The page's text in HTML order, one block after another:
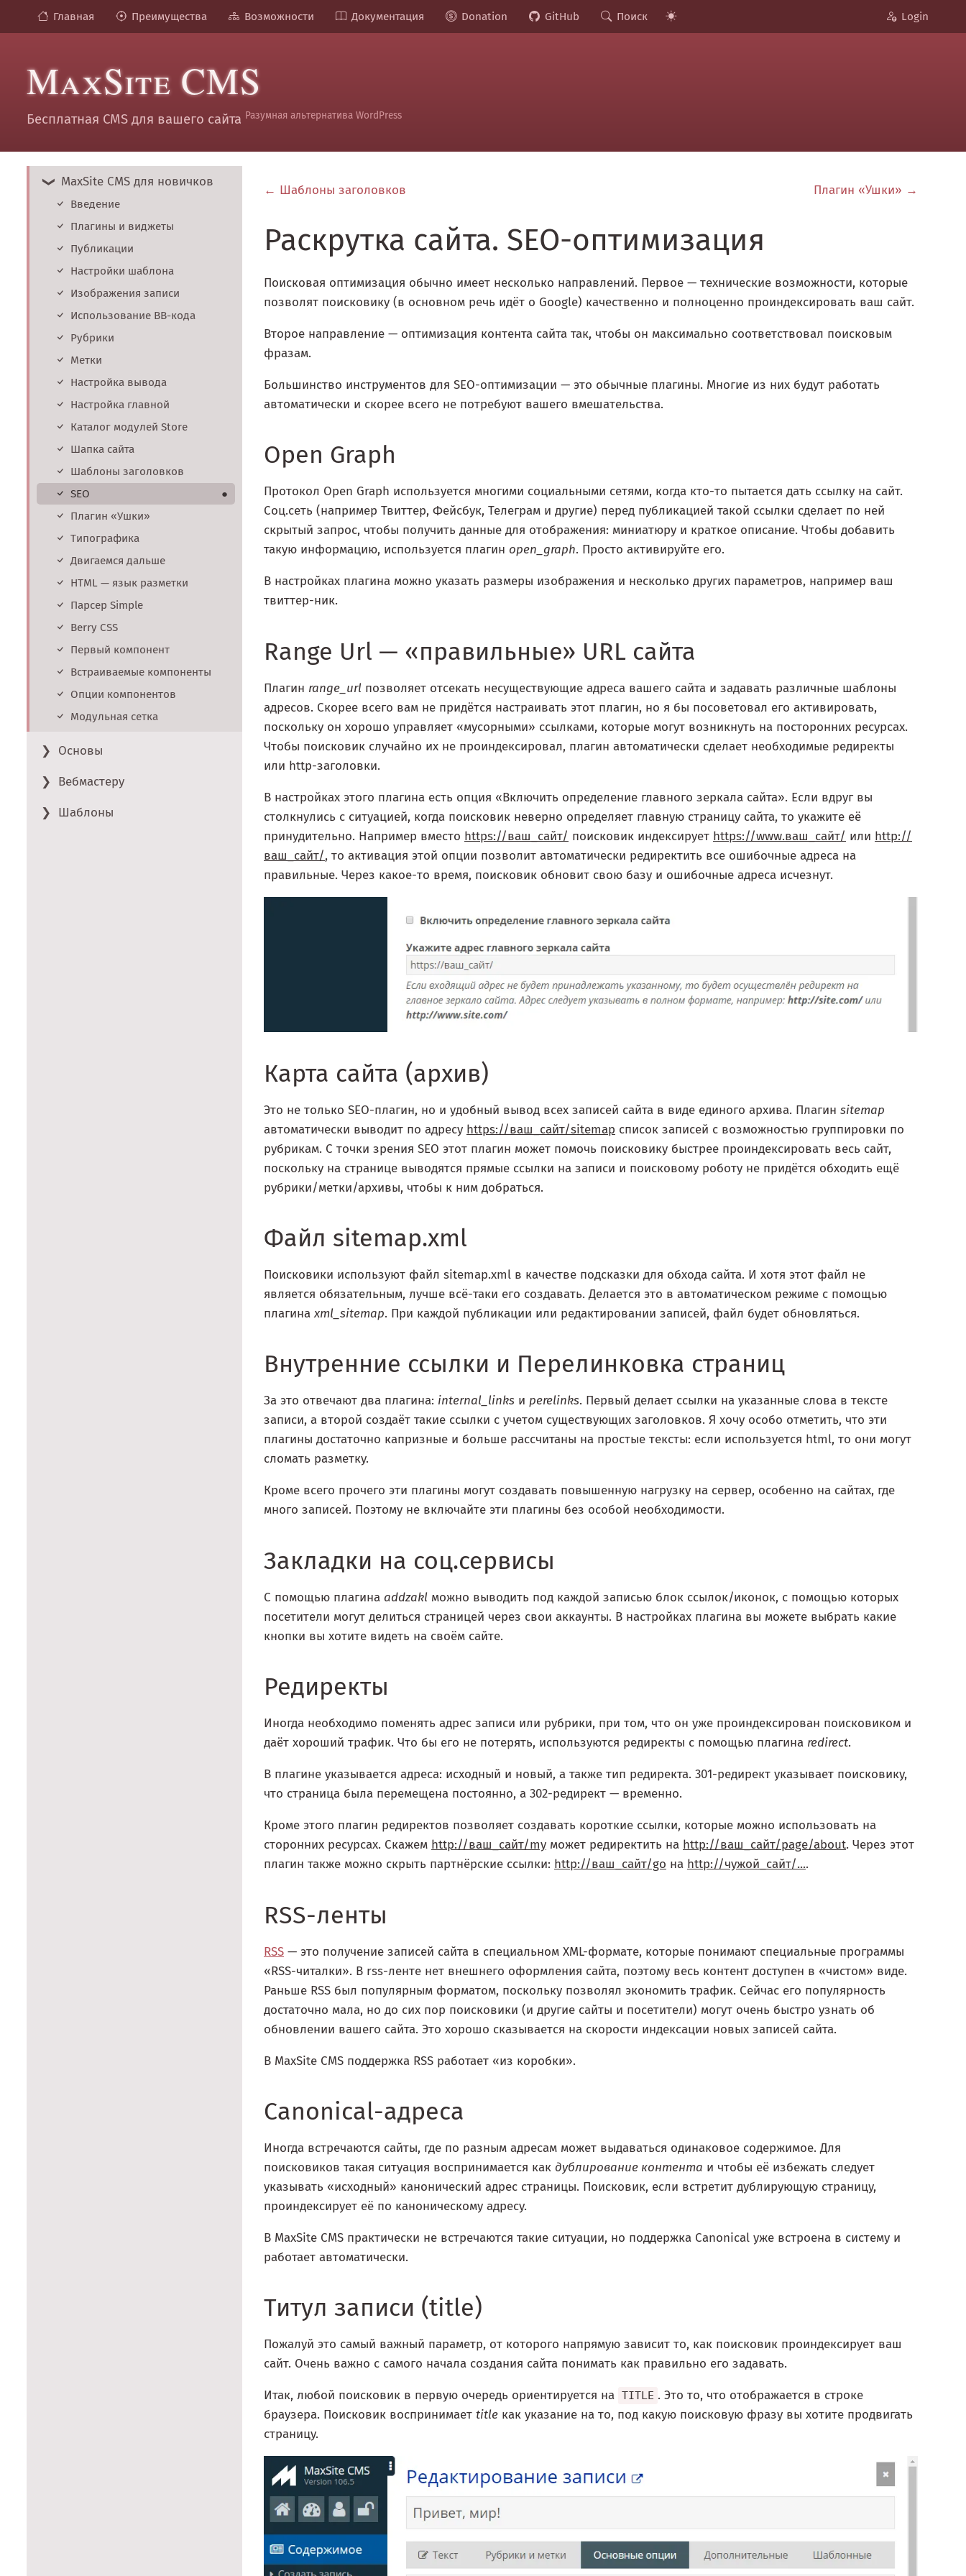
Главная Преимущества Возможности Документация Donation GitHub Поиск Login
MaxSite CMS
Бесплатная CMS для вашего сайта Разумная альтернатива WordPress
MaxSite CMS для новичков
Введение
Плагины и виджеты
Публикации
Настройки шаблона
Изображения записи
Использование BB-кода
Рубрики
Метки
Настройка вывода
Настройка главной
Каталог модулей Store
Шапка сайта
Шаблоны заголовков
SEO
●
Плагин «Ушки»
Типографика
Двигаемся дальше
HTML — язык разметки
Парсер Simple
Berry CSS
Первый компонент
Встраиваемые компоненты
Опции компонентов
Модульная сетка
Основы
Вебмастеру
Шаблоны
Шаблоны заголовков Плагин «Ушки»
Раскрутка сайта. SEO-оптимизация
Поисковая оптимизация обычно имеет несколько направлений. Первое — технические возможности, которые
позволят поисковику (в основном речь идёт о Google) качественно и полноценно проиндексировать ваш сайт.
Второе направление — оптимизация контента сайта так, чтобы он максимально соответствовал поисковым
фразам.
Большинство инструментов для SEO-оптимизации — это обычные плагины. Многие из них будут работать
автоматически и скорее всего не потребуют вашего вмешательства.
Open Graph
Протокол Open Graph используется многими социальными сетями, когда кто-то пытается дать ссылку на сайт.
Соц.сеть (например Твиттер, Фейсбук, Телеграм и другие) перед публикацией такой ссылки сделает по ней
скрытый запрос, чтобы получить данные для отображения: миниатюру и краткое описание. Чтобы добавить
такую информацию, используется плагин open_graph. Просто активируйте его.
В настройках плагина можно указать размеры изображения и несколько других параметров, например ваш
твиттер-ник.
Range Url — «правильные» URL сайта
Плагин range_url позволяет отсекать несуществующие адреса вашего сайта и задавать различные шаблоны
адресов. Скорее всего вам не придётся настраивать этот плагин, но я бы посоветовал его активировать,
поскольку он хорошо управляет «мусорными» ссылками, которые могут возникнуть на посторонних ресурсах.
Чтобы поисковик случайно их не проиндексировал, плагин автоматически сделает необходимые редиректы
или http-заголовки.
В настройках этого плагина есть опция «Включить определение главного зеркала сайта». Если вдруг вы
столкнулись с ситуацией, когда поисковик неверно определяет главную страницу сайта, то укажите её
принудительно. Например вместо https://ваш_сайт/ поисковик индексирует https://www.ваш_сайт/ или http://
ваш_сайт/, то активация этой опции позволит автоматически редиректить все ошибочные адреса на
правильные. Через какое-то время, поисковик обновит свою базу и ошибочные адреса исчезнут.
Карта сайта (архив)
Это не только SEO-плагин, но и удобный вывод всех записей сайта в виде единого архива. Плагин sitemap
автоматически выводит по адресу https://ваш_сайт/sitemap список записей с возможностью группировки по
рубрикам. С точки зрения SEO этот плагин может помочь поисковику быстрее проиндексировать весь сайт,
поскольку на странице выводятся прямые ссылки на записи и поисковому роботу не придётся обходить ещё
рубрики/метки/архивы, чтобы к ним добраться.
Файл sitemap.xml
Поисковики используют файл sitemap.xml в качестве подсказки для обхода сайта. И хотя этот файл не
является обязательным, лучше всё-таки его создавать. Делается это в автоматическом режиме с помощью
плагинаxml_sitemap. При каждой публикации или редактировании записей, файл будет обновляться.
Внутренние ссылки и Перелинковка страниц
За это отвечают два плагина: internal_links и perelinks. Первый делает ссылки на указанные слова в тексте
записи, а второй создаёт такие ссылки с учетом существующих заголовков. Я хочу особо отметить, что эти
плагины достаточно капризные и больше рассчитаны на простые тексты: если используется html, то они могут
сломать разметку.
Кроме всего прочего эти плагины могут создавать повышенную нагрузку на сервер, особенно на сайтах, где
много записей. Поэтому не включайте эти плагины без особой необходимости.
Закладки на соц.сервисы
С помощью плагина addzakl можно выводить под каждой записью блок ссылок/иконок, с помощью которых
посетители могут делиться страницей через свои аккаунты. В настройках плагина вы можете выбрать какие
кнопки вы хотите видеть на своём сайте.
Редиректы
Иногда необходимо поменять адрес записи или рубрики, при том, что он уже проиндексирован поисковиком и
даёт хороший трафик. Что бы его не потерять, используются редиректы с помощью плагина redirect.
В плагине указывается адреса: исходный и новый, а также тип редиректа. 301-редирект указывает поисковику,
что страница была перемещена постоянно, а 302-редирект — временно.
Кроме этого плагин редиректов позволяет создавать короткие ссылки, которые можно использовать на
сторонних ресурсах. Скажем http://ваш_сайт/my может редиректить на http://ваш_сайт/page/about. Через этот
плагин также можно скрыть партнёрские ссылки: http://ваш_сайт/go на http://чужой_сайт/....
RSS-ленты
RSS — это получение записей сайта в специальном XML-формате, которые понимают специальные программы
«RSS-читалки». В rss-ленте нет внешнего оформления сайта, поэтому весь контент доступен в «чистом» виде.
Раньше RSS был популярным форматом, поскольку позволял экономить трафик. Сейчас его популярность
достаточно мала, но до сих пор поисковики (и другие сайты и посетители) могут очень быстро узнать об
обновлении вашего сайта. Это хорошо сказывается на скорости индексации новых записей сайта.
В MaxSite CMS поддержка RSS работает «из коробки».
Canonical-адреса
Иногда встречаются сайты, где по разным адресам может выдаваться одинаковое содержимое. Для
поисковиков такая ситуация воспринимается как дублирование контента и чтобы её избежать следует
указывать «исходный» канонический адрес страницы. Поисковик, если встретит дублирующую страницу,
проиндексирует её по каноническому адресу.
В MaxSite CMS практически не встречаются такие ситуации, но поддержка Canonical уже встроена в систему и
работает автоматически.
Титул записи (title)
Пожалуй это самый важный параметр, от которого напрямую зависит то, как поисковик проиндексирует ваш
сайт. Очень важно с самого начала создания сайта понимать как правильно его задавать.
Итак, любой поисковик в первую очередь ориентируется на TITLE . Это то, что отображается в строке
браузера. Поисковик воспринимает title как указание на то, под какую поисковую фразу вы хотите продвигать
страницу.